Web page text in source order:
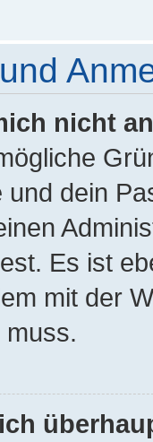
nicht
dein
Es ist
mit der